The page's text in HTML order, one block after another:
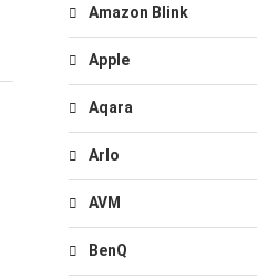
Amazon Blink
Apple
Aqara
Arlo
AVM
BenQ